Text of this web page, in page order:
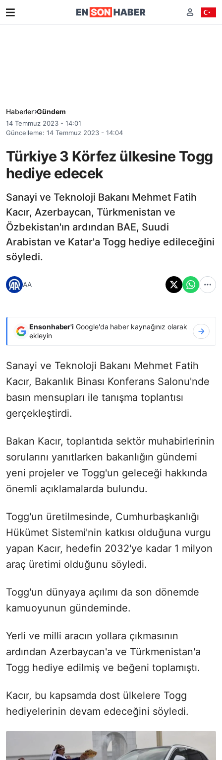
Haberler Gündem
14 Temmuz 2023 - 14:01
Güncelleme: 14 Temmuz 2023 - 14:04
Türkiye 3 Körfez ülkesine Togg
hediye edecek
Sanayi ve Teknoloji Bakanı Mehmet Fatih
Kacır, Azerbaycan, Türkmenistan ve
Özbekistan'ın ardından BAE, Suudi
Arabistan ve Katar'a Togg hediye edileceğini
söyledi.
AA
Ensonhaber'i Google'da haber kaynağınız olarak
ekleyin
Sanayi ve Teknoloji Bakanı Mehmet Fatih
Kacır, Bakanlık Binası Konferans Salonu'nde
basın mensupları ile tanışma toplantısı
gerçekleştirdi.
Bakan Kacır, toplantıda sektör muhabirlerinin
sorularını yanıtlarken bakanlığın gündemi
yeni projeler ve Togg'un geleceği hakkında
önemli açıklamalarda bulundu.
Togg'un üretilmesinde, Cumhurbaşkanlığı
Hükümet Sistemi'nin katkısı olduğuna vurgu
yapan Kacır, hedefin 2032'ye kadar 1 milyon
araç üretimi olduğunu söyledi.
Togg'un dünyaya açılımı da son dönemde
kamuoyunun gündeminde.
Yerli ve milli aracın yollara çıkmasının
ardından Azerbaycan'a ve Türkmenistan'a
Togg hediye edilmiş ve beğeni toplamıştı.
Kacır, bu kapsamda dost ülkelere Togg
hediyelerinin devam edeceğini söyledi.